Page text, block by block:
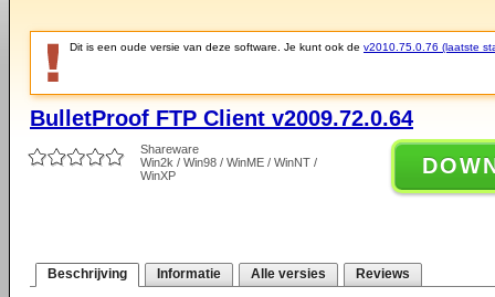
Dit is een oude versie van deze software. Je kunt ook de v2010.75.0.76 (laatste
BulletProof FTP Client v2009.72.0.64
Shareware
Win2k / Win98 / WinME / WinNT /
WinXP
Beschrijving Informatie Alle versies Reviews